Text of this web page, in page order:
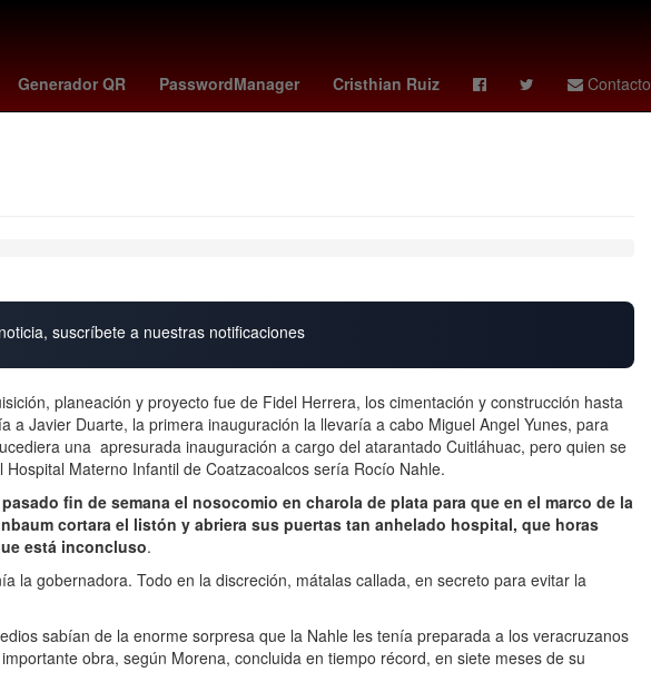
Generador QR PasswordManager Cristhian Ruiz Contacto
Perú Pago Brasil Argentina Scotiabank
suscríbete a nuestras notificaciones
planeación y proyecto fue de Fidel Herrera, los cimentación y construcción hasta
a Javier Duarte, la primera inauguración la llevaría a cabo Miguel Angel Yunes, para
una apresurada inauguración a cargo del atarantado Cuitláhuac, pero quien se
Materno Infantil de Coatzacoalcos sería Rocío Nahle.
fin de semana el nosocomio en charola de plata para que en el marco de la
cortara el listón y abriera sus puertas tan anhelado hospital, que horas
está inconcluso.
la gobernadora. Todo en la discreción, mátalas callada, en secreto para evitar la
sabían de la enorme sorpresa que la Nahle les tenía preparada a los veracruzanos
obra, según Morena, concluida en tiempo récord, en siete meses de su